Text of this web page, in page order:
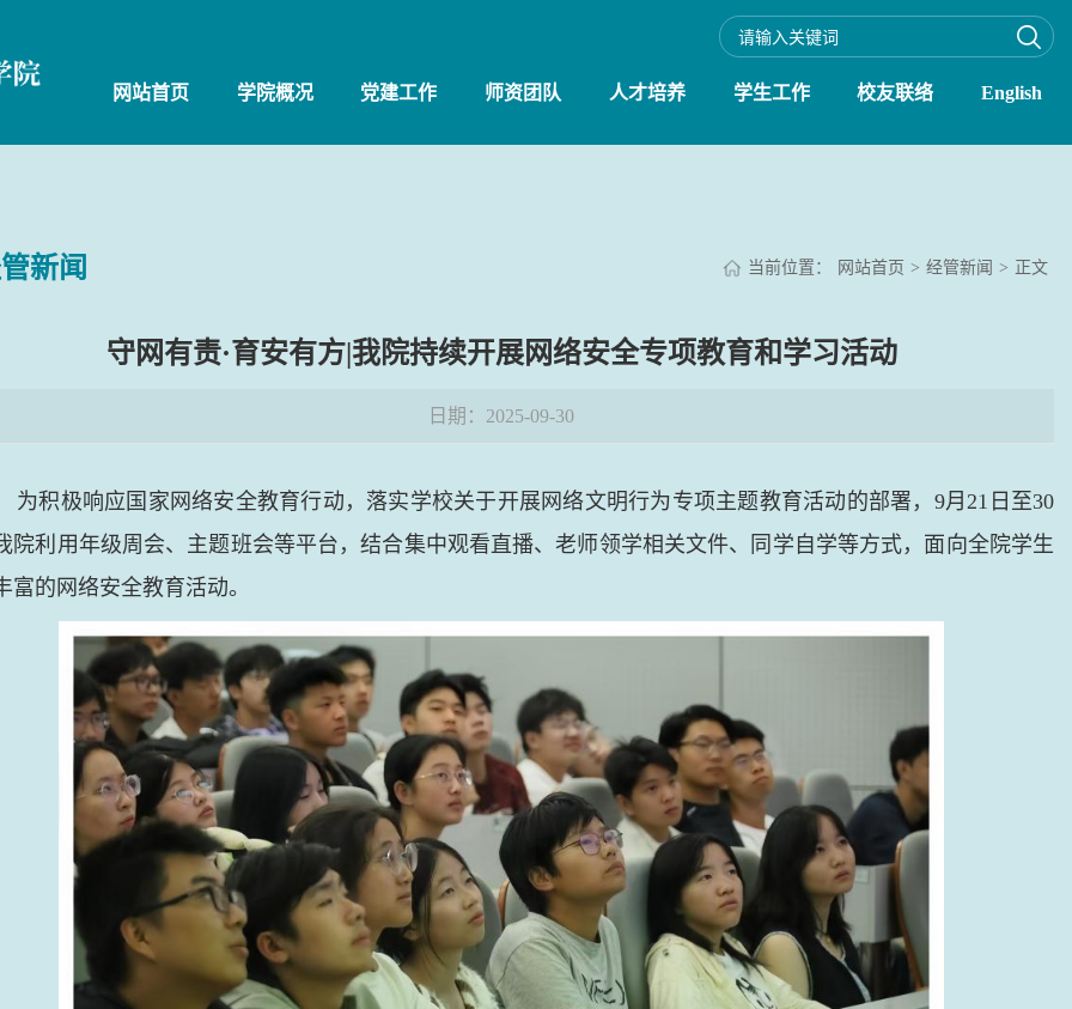
网站首页 学院概况 党建工作 师资团队 人才培养 学生工作 校友联络 English
新闻 当前位置： 网站首页 > 经管新闻 > 正文
守网有责·育安有方|我院持续开展网络安全专项教育和学习活动
日期：2025-09-30
为积极响应国家网络安全教育行动，落实学校关于开展网络文明行为专项主题教育活动的部署，9月21日至30
院利用年级周会、主题班会等平台，结合集中观看直播、老师领学相关文件、同学自学等方式，面向全院学生
富的网络安全教育活动。